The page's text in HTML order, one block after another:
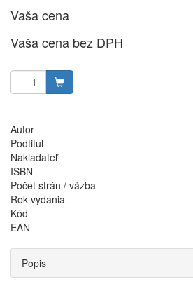
Vaša cena
Vaša cena bez DPH
Autor
Podtitul
Nakladateľ
ISBN
Počet strán / väzba
Rok vydania
Kód
EAN
Popis